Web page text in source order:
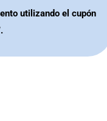
utilizando el cupón